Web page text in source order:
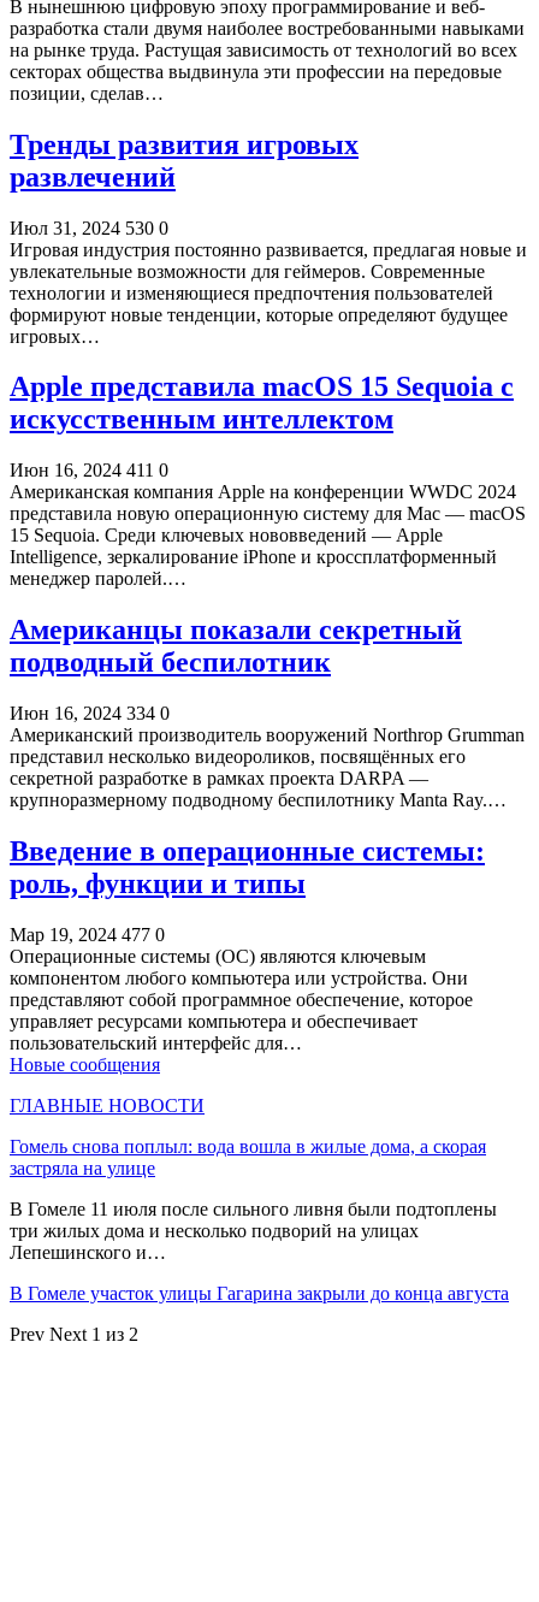
В нынешнюю цифровую эпоху программирование и веб-
разработка стали двумя наиболее востребованными навыками
на рынке труда. Растущая зависимость от технологий во всех
секторах общества выдвинула эти профессии на передовые
позиции, сделав…
Тренды развития игровых
развлечений
Июл 31, 2024 530 0
Игровая индустрия постоянно развивается, предлагая новые и
увлекательные возможности для геймеров. Современные
технологии и изменяющиеся предпочтения пользователей
формируют новые тенденции, которые определяют будущее
игровых…
Apple представила macOS 15 Sequoia с
искусственным интеллектом
Июн 16, 2024 411 0
Американская компания Apple на конференции WWDC 2024
представила новую операционную систему для Mac — macOS
15 Sequoia. Среди ключевых нововведений — Apple
Intelligence, зеркалирование iPhone и кроссплатформенный
менеджер паролей.…
Американцы показали секретный
подводный беспилотник
Июн 16, 2024 334 0
Американский производитель вооружений Northrop Grumman
представил несколько видеороликов, посвящённых его
секретной разработке в рамках проекта DARPA —
крупноразмерному подводному беспилотнику Manta Ray.…
Введение в операционные системы:
роль, функции и типы
Мар 19, 2024 477 0
Операционные системы (ОС) являются ключевым
компонентом любого компьютера или устройства. Они
представляют собой программное обеспечение, которое
управляет ресурсами компьютера и обеспечивает
пользовательский интерфейс для…
Новые сообщения
ГЛАВНЫЕ НОВОСТИ
Гомель снова поплыл: вода вошла в жилые дома, а скорая
застряла на улице
В Гомеле 11 июля после сильного ливня были подтоплены
три жилых дома и несколько подворий на улицах
Лепешинского и…
В Гомеле участок улицы Гагарина закрыли до конца августа
Prev Next 1 из 2